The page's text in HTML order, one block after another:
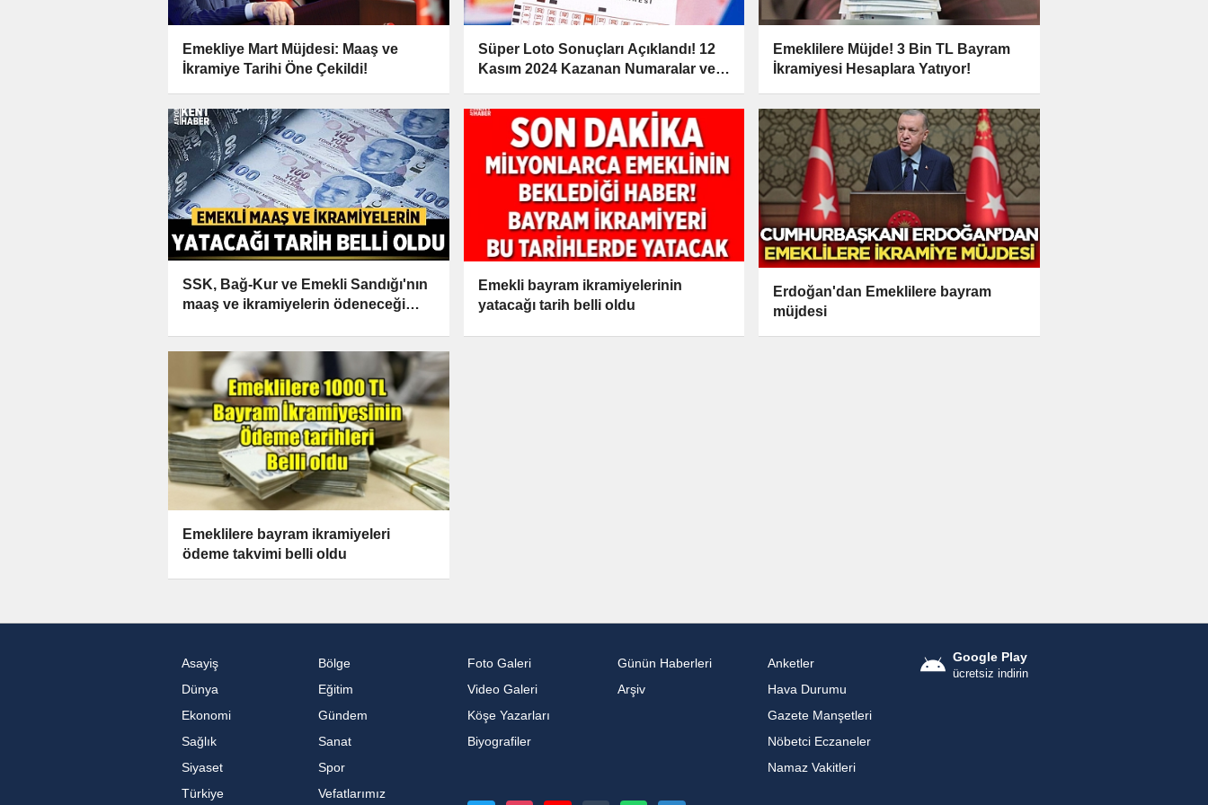
Emekliye Mart Müjdesi: Maaş ve
İkramiye Tarihi Öne Çekildi!
Süper Loto Sonuçları Açıklandı! 12
Kasım 2024 Kazanan Numaralar ve
Emeklilere Müjde! 3 Bin TL Bayram
İkramiyesi Hesaplara Yatıyor!
SSK, Bağ-Kur ve Emekli Sandığı'nın
maaş ve ikramiyelerin ödeneceği
Emekli bayram ikramiyelerinin
yatacağı tarih belli oldu
Erdoğan'dan Emeklilere bayram
müjdesi
Emeklilere bayram ikramiyeleri
ödeme takvimi belli oldu
Asayiş
Bölge
Dünya
Eğitim
Ekonomi
Gündem
Sağlık
Sanat
Siyaset
Spor
Türkiye
Vefatlarımız
Foto Galeri
Video Galeri
Köşe Yazarları
Biyografiler
Günün Haberleri
Arşiv
Anketler
Hava Durumu
Gazete Manşetleri
Nöbetci Eczaneler
Namaz Vakitleri
Google Play
ücretsiz indirin